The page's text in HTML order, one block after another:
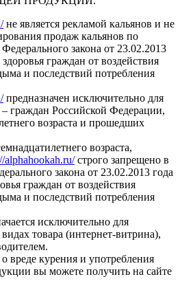
не является рекламой кальянов и не
продаж кальянов по
закона от 23.02.2013
граждан от воздействия
и последствий потребления
предназначен исключительно для
граждан Российской Федерации,
возраста и прошедших
возраста,
alphahookah.ru/строго запрещено в
закона от 23.02.2013 года
граждан от воздействия
и последствий потребления
исключительно для
товара (интернет-витрина),
курения и употребления
вы можете получить на сайте